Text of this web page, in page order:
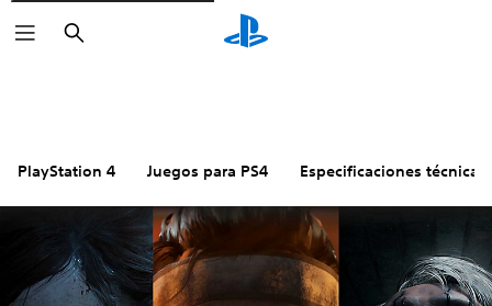
Buscar
PlayStation 4 Juegos para PS4 Especificaciones técnicas